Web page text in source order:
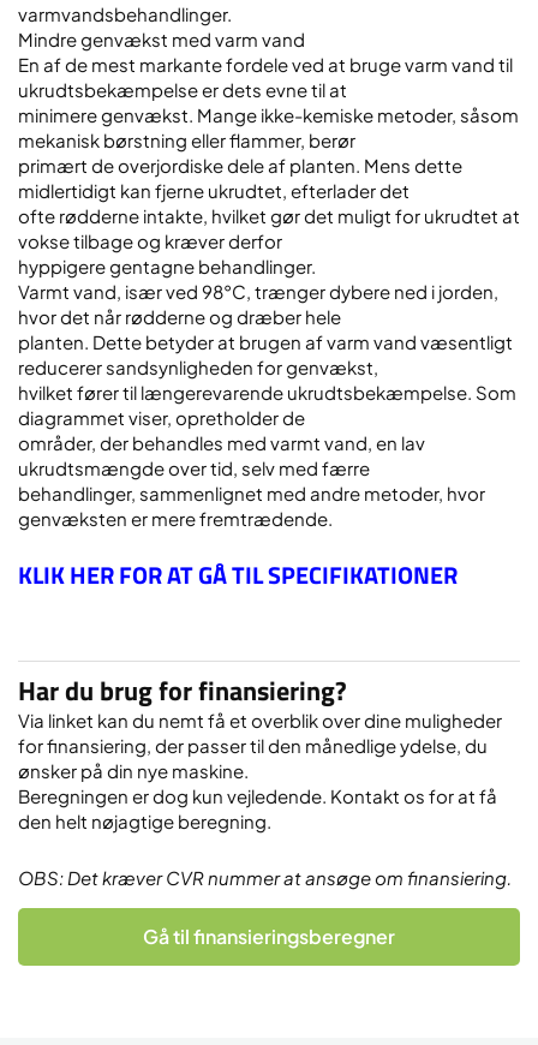
varmvandsbehandlinger.
Mindre genvækst med varm vand
En af de mest markante fordele ved at bruge varm vand til
ukrudtsbekæmpelse er dets evne til at
minimere genvækst. Mange ikke-kemiske metoder, såsom
mekanisk børstning eller flammer, berør
primært de overjordiske dele af planten. Mens dette
midlertidigt kan fjerne ukrudtet, efterlader det
ofte rødderne intakte, hvilket gør det muligt for ukrudtet at
vokse tilbage og kræver derfor
hyppigere gentagne behandlinger.
Varmt vand, især ved 98°C, trænger dybere ned i jorden,
hvor det når rødderne og dræber hele
planten. Dette betyder at brugen af varm vand væsentligt
reducerer sandsynligheden for genvækst,
hvilket fører til længerevarende ukrudtsbekæmpelse. Som
diagrammet viser, opretholder de
områder, der behandles med varmt vand, en lav
ukrudtsmængde over tid, selv med færre
behandlinger, sammenlignet med andre metoder, hvor
genvæksten er mere fremtrædende.
KLIK HER FOR AT GÅ TIL SPECIFIKATIONER
Har du brug for finansiering?
Via linket kan du nemt få et overblik over dine muligheder
for finansiering, der passer til den månedlige ydelse, du
ønsker på din nye maskine.
Beregningen er dog kun vejledende. Kontakt os for at få
den helt nøjagtige beregning.
OBS: Det kræver CVR nummer at ansøge om finansiering.
Gå til finansieringsberegner